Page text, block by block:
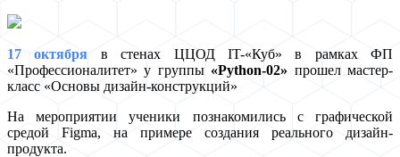
17 октября в стенах ЦЦОД IT-«Куб» в рамках ФП
«Профессионалитет» у группы «Python-02» прошел мастер-
класс «Основы дизайн-конструкций»
На мероприятии ученики познакомились с графической
средой Figma, на примере создания реального дизайн-
продукта.